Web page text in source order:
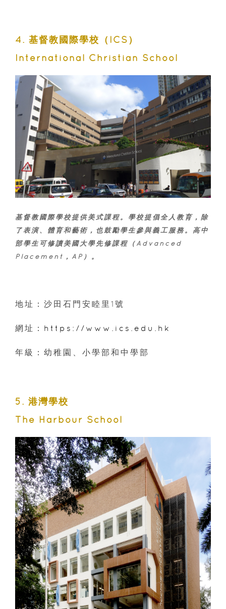
4. 基督教國際學校（ICS）
International Christian School
基督教國際學校提供美式課程。學校提倡全人教育，除
了表演、體育和藝術，也鼓勵學生參與義工服務。高中
部學生可修讀美國大學先修課程（Advanced
Placement，AP）。
地址：沙田石門安睦里1號
網址： https://www.ics.edu.hk
年級：幼稚園、小學部和中學部
5. 港灣學校
The Harbour School